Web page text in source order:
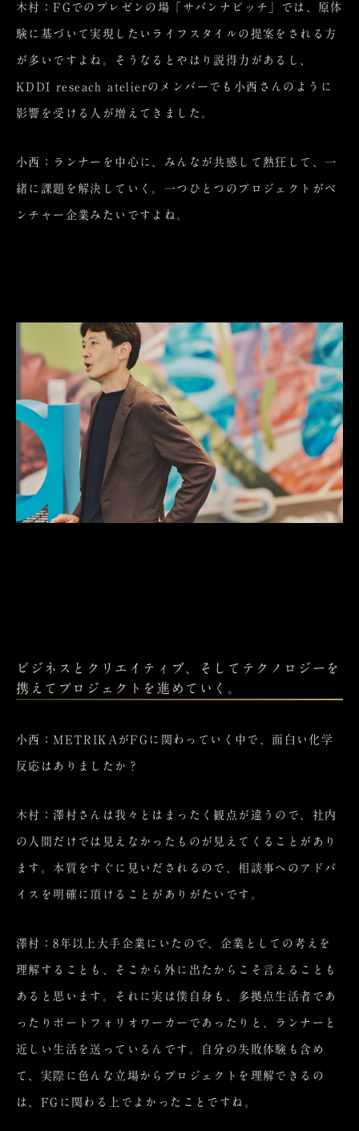
木村：FGでのプレゼンの場「サバンナピッチ」では、原体
験に基づいて実現したいライフスタイルの提案をされる方
が多いですよね。そうなるとやはり説得力があるし、
KDDI reseach atelierのメンバーでも小西さんのように
影響を受ける人が増えてきました。
小西：ランナーを中心に、みんなが共感して熱狂して、一
緒に課題を解決していく。一つひとつのプロジェクトがベ
ンチャー企業みたいですよね。
ビジネスとクリエイティブ、そしてテクノロジーを
携えてプロジェクトを進めていく。
小西：METRIKAがFGに関わっていく中で、面白い化学
反応はありましたか？
木村：澤村さんは我々とはまったく観点が違うので、社内
の人間だけでは見えなかったものが見えてくることがあり
ます。本質をすぐに見いだされるので、相談事へのアドバ
イスを明確に頂けることがありがたいです。
澤村：8年以上大手企業にいたので、企業としての考えを
理解することも、そこから外に出たからこそ言えることも
あると思います。それに実は僕自身も、多拠点生活者であ
ったりポートフォリオワーカーであったりと、ランナーと
近しい生活を送っているんです。自分の失敗体験も含め
て、実際に色んな立場からプロジェクトを理解できるの
は、FGに関わる上でよかったことですね。